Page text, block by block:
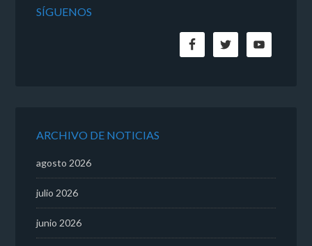
SÍGUENOS
ARCHIVO DE NOTICIAS
agosto 2026
julio 2026
junio 2026